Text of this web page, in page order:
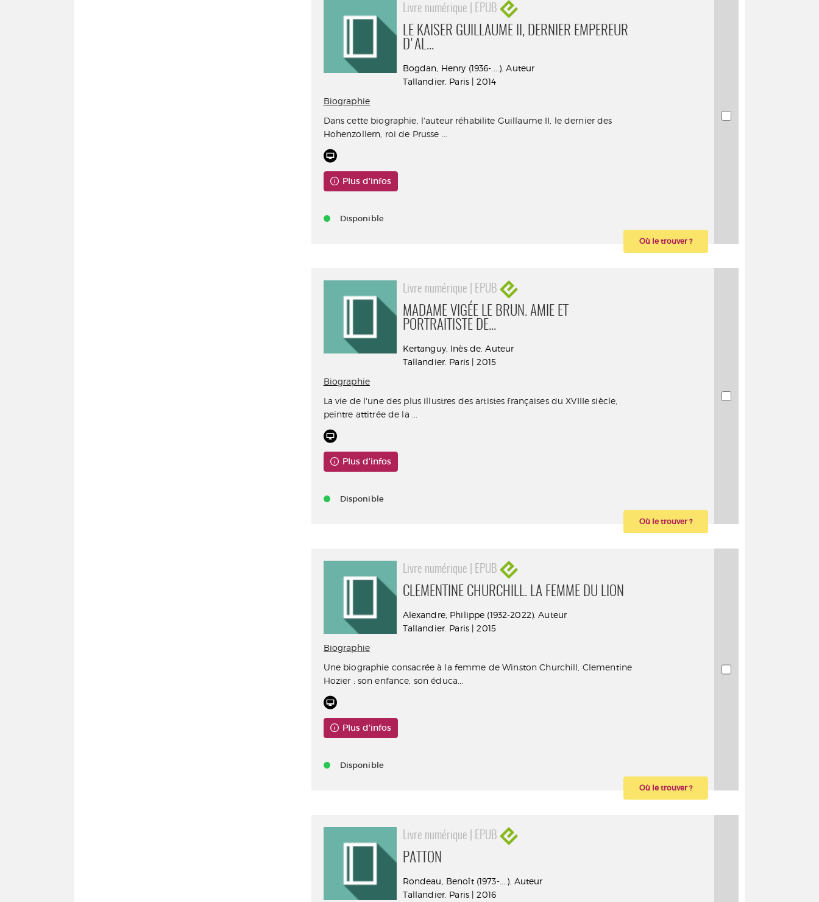
Livre numérique | EPUB
LE KAISER GUILLAUME II, DERNIER EMPEREUR
D'AL...
Bogdan, Henry (1936-....). Auteur
Tallandier. Paris | 2014
Biographie
Dans cette biographie, l'auteur réhabilite Guillaume II, le dernier des
Hohenzollern, roi de Prusse ...
Plus d'infos
Disponible
Où le trouver ?
Livre numérique | EPUB
MADAME VIGÉE LE BRUN. AMIE ET
PORTRAITISTE DE...
Kertanguy, Inès de. Auteur
Tallandier. Paris | 2015
Biographie
La vie de l'une des plus illustres des artistes françaises du XVIIIe siècle,
peintre attitrée de la ...
Plus d'infos
Disponible
Où le trouver ?
Livre numérique | EPUB
CLEMENTINE CHURCHILL. LA FEMME DU LION
Alexandre, Philippe (1932-2022). Auteur
Tallandier. Paris | 2015
Biographie
Une biographie consacrée à la femme de Winston Churchill, Clementine
Hozier : son enfance, son éduca...
Plus d'infos
Disponible
Où le trouver ?
Livre numérique | EPUB
PATTON
Rondeau, Benoît (1973-....). Auteur
Tallandier. Paris | 2016